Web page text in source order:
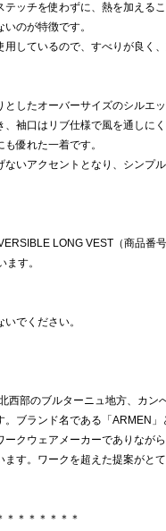
テッチを使わずに、熱を加える
のが特徴です。
しているので、すべりが良く
としたオーバーサイズのシルエ
、袖口はリブ仕様で風を通しに
優れた一着です。
いアクセントとなり、シンプ
LONG VEST（商品番号
す。
でください。
西部のブルターニュ地方、カン
。ブランド名である「ARMEN
ークウェアメーカーでありなが
す。ワークを超えた提案がと
＊＊＊＊＊＊＊